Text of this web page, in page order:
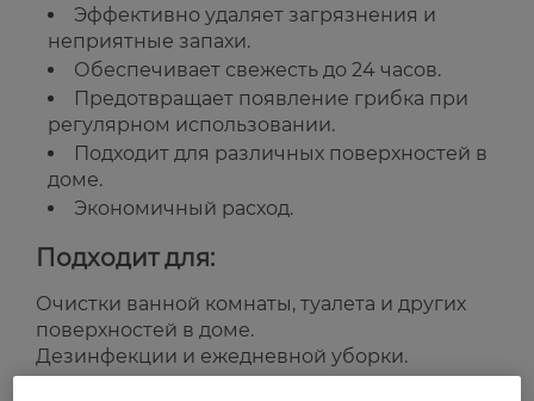
Эффективно удаляет загрязнения и
неприятные запахи.
Обеспечивает свежесть до 24 часов.
Предотвращает появление грибка при
регулярном использовании.
Подходит для различных поверхностей в
доме.
Экономичный расход.
Подходит для:
Очистки ванной комнаты, туалета и других
поверхностей в доме.
Дезинфекции и ежедневной уборки.